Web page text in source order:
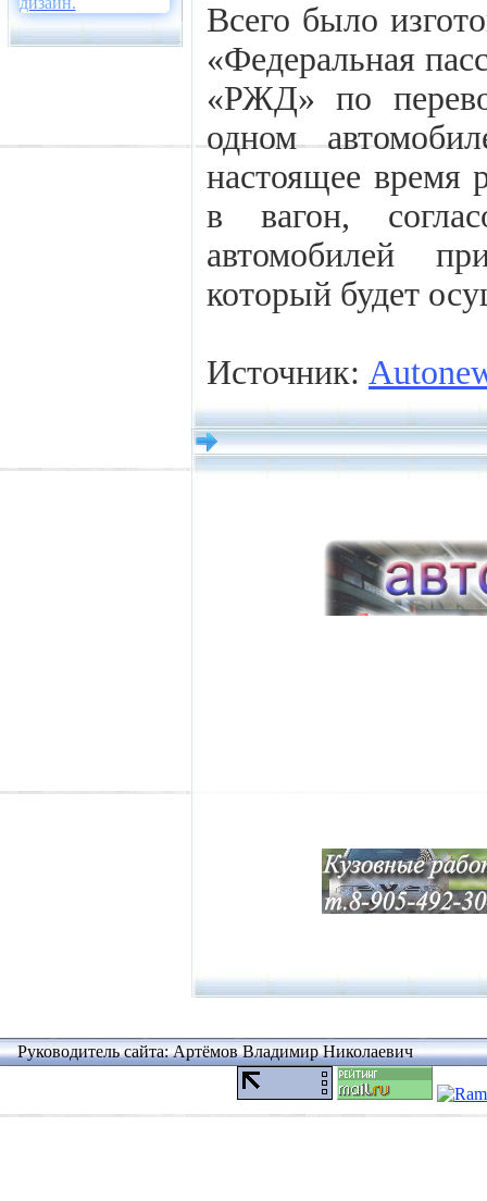
Всего было
«Федеральная
«РЖД» по
одном
настоящее время
в вагон,
автомобилей
который будет
Источник:
Руководитель сайта: Артёмов Владимир Николаевич